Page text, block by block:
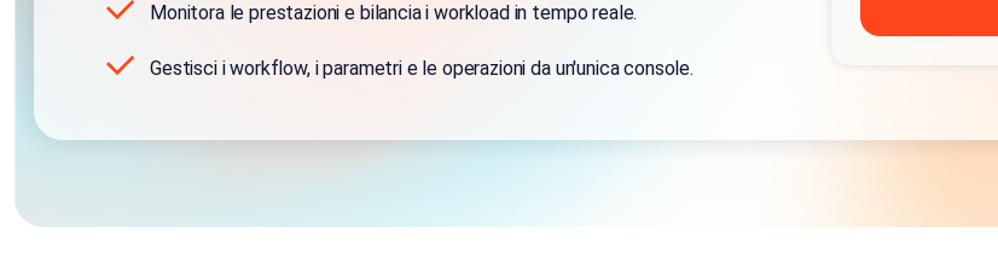
Monitora le prestazioni e bilancia i workload in tempo reale.
Gestisci i workflow, i parametri e le operazioni da un'unica console.